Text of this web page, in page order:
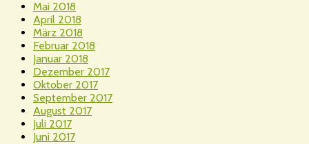
Mai 2018
April 2018
März 2018
Februar 2018
Januar 2018
Dezember 2017
Oktober 2017
September 2017
August 2017
Juli 2017
Juni 2017